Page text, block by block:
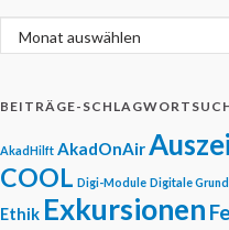
Beiträge-Archiv
BEITRÄGE-
AkadHilft AkadOnAir
COOL Digi-Module Digitale
Ethik Exkursionen